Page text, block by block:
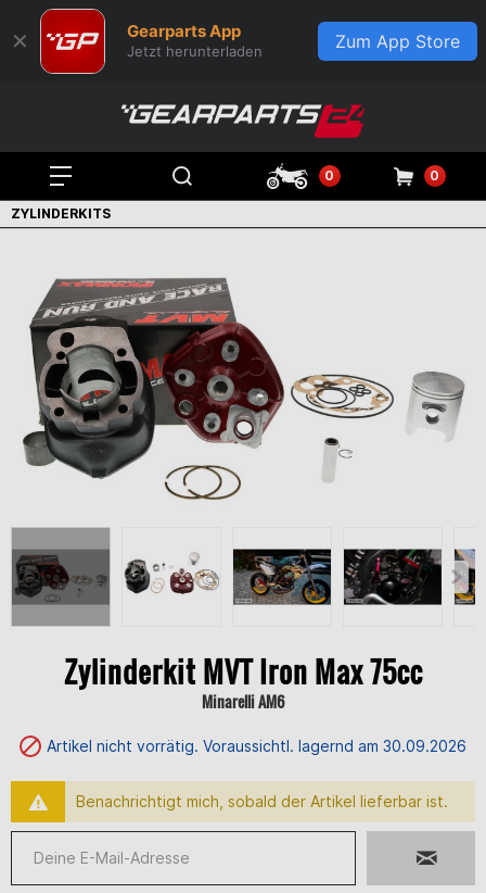
✕ Gearparts App
Jetzt herunterladen Zum App Store
0 0
ZYLINDERKITS
Zylinderkit MVT Iron Max 75cc
Minarelli AM6
Artikel nicht vorrätig. Voraussichtl. lagernd am 30.09.2026
Benachrichtigt mich, sobald der Artikel lieferbar ist.